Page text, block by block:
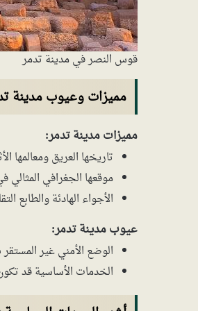
قوس النصر في مدينة تدمر
مميزات وعيوب مدينة
مميزات مدينة تدمر:
تاريخها العريق ومعالمها
موقعها الجغرافي
الأجواء الهادئة والطابع
عيوب مدينة تدمر:
الوضع الأمني غير
الخدمات الأساسية قد